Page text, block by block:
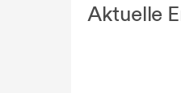
Aktuelle